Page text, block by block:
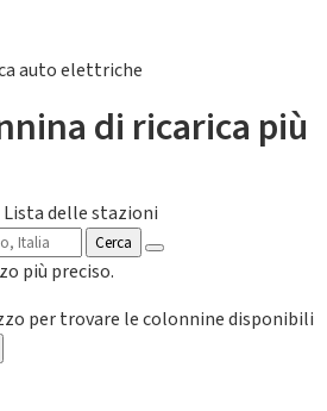
auto elettriche
di ricarica più
Lista delle stazioni
Cerca
più preciso.
per trovare le colonnine disponibili